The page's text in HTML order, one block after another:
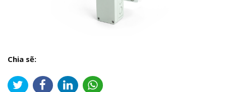
Chia sẽ: